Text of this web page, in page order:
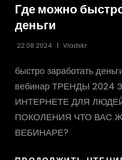
Где можно
деньги
22.08.2024 Vladskr
быстро заработать
вебинар ТРЕНДЫ 2024
ИНТЕРНЕТЕ ДЛЯ
ПОКОЛЕНИЯ ЧТО ВАС
ВЕБИНАРЕ?